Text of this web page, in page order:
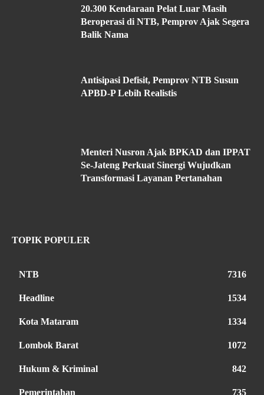
20.300 Kendaraan Pelat Luar Masih
Beroperasi di NTB, Pemprov Ajak Segera
Balik Nama
Antisipasi Defisit, Pemprov NTB Susun
APBD-P Lebih Realistis
Menteri Nusron Ajak BPKAD dan IPPAT
Se-Jateng Perkuat Sinergi Wujudkan
Transformasi Layanan Pertanahan
TOPIK POPULER
NTB 7316
Headline 1534
Kota Mataram 1334
Lombok Barat 1072
Hukum & Kriminal 842
Pemerintahan 735